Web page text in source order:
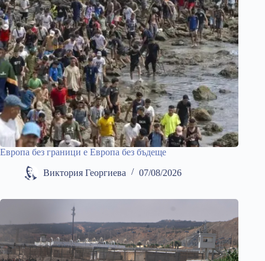
Европа без граници е Европа без бъдеще
Виктория Георгиева 07/08/2026